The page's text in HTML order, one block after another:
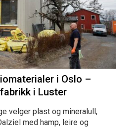
i Oslo –
i Luster
velger plast og mineralull,
med hamp, leire og